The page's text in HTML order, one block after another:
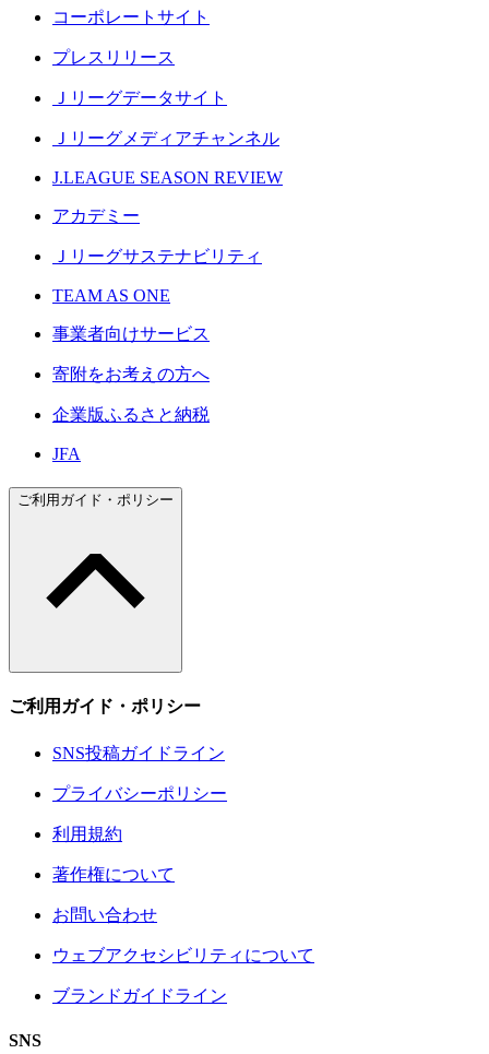
コーポレートサイト
プレスリリース
Ｊリーグデータサイト
Ｊリーグメディアチャンネル
J.LEAGUE SEASON REVIEW
アカデミー
Ｊリーグサステナビリティ
TEAM AS ONE
事業者向けサービス
寄附をお考えの方へ
企業版ふるさと納税
JFA
ご利用ガイド・ポリシー
ご利用ガイド・ポリシー
SNS投稿ガイドライン
プライバシーポリシー
利用規約
著作権について
お問い合わせ
ウェブアクセシビリティについて
ブランドガイドライン
SNS